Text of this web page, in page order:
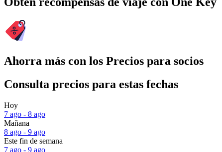
Ahorra más con los Precios para socios
Consulta precios para estas fechas
Hoy
7 ago - 8 ago
Mañana
8 ago - 9 ago
Este fin de semana
7 ago - 9 ago